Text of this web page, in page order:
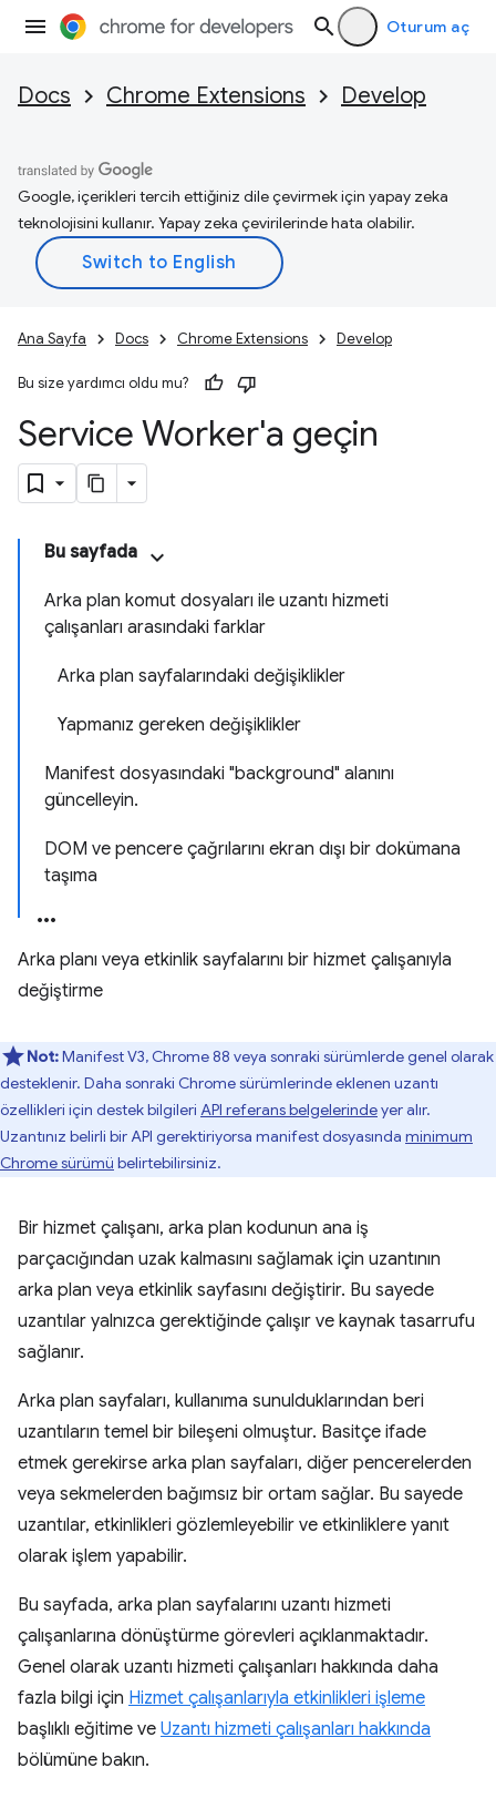
Oturum aç
Docs Chrome Extensions Develop
Google, içerikleri tercih ettiğiniz dile çevirmek için yapay zeka
teknolojisini kullanır. Yapay zeka çevirilerinde hata olabilir.
Ana Sayfa Docs Chrome Extensions Develop
Bu size yardımcı oldu mu?
Service Worker'a geçin
Bu sayfada
Arka plan komut dosyaları ile uzantı hizmeti
çalışanları arasındaki farklar
Arka plan sayfalarındaki değişiklikler
Yapmanız gereken değişiklikler
Manifest dosyasındaki "background" alanını
güncelleyin.
DOM ve pencere çağrılarını ekran dışı bir dokümana
taşıma
Arka planı veya etkinlik sayfalarını bir hizmet çalışanıyla
değiştirme
Not:Manifest V3, Chrome 88 veya sonraki sürümlerde genel olarak
desteklenir. Daha sonraki Chrome sürümlerinde eklenen uzantı
özellikleri için destek bilgileri API referans belgelerindeyer alır.
Uzantınız belirli bir API gerektiriyorsa manifest dosyasında minimum
Chrome sürümü belirtebilirsiniz.
Bir hizmet çalışanı, arka plan kodunun ana iş
parçacığından uzak kalmasını sağlamak için uzantının
arka plan veya etkinlik sayfasını değiştirir. Bu sayede
uzantılar yalnızca gerektiğinde çalışır ve kaynak tasarrufu
sağlanır.
Arka plan sayfaları, kullanıma sunulduklarından beri
uzantıların temel bir bileşeni olmuştur. Basitçe ifade
etmek gerekirse arka plan sayfaları, diğer pencerelerden
veya sekmelerden bağımsız bir ortam sağlar. Bu sayede
uzantılar, etkinlikleri gözlemleyebilir ve etkinliklere yanıt
olarak işlem yapabilir.
Bu sayfada, arka plan sayfalarını uzantı hizmeti
çalışanlarına dönüştürme görevleri açıklanmaktadır.
Genel olarak uzantı hizmeti çalışanları hakkında daha
fazla bilgi için Hizmet çalışanlarıyla etkinlikleri işleme
başlıklı eğitime ve Uzantı hizmeti çalışanları hakkında
bölümüne bakın.